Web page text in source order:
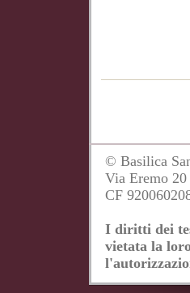
©
© Basilica
Via Eremo
CF
I diritti dei
vietata la